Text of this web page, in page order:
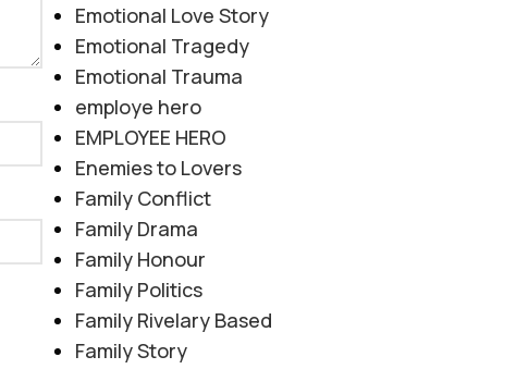
Emotional Love Story
Emotional Tragedy
Emotional Trauma
employe hero
EMPLOYEE HERO
Enemies to Lovers
Family Conflict
Family Drama
Family Honour
Family Politics
Family Rivelary Based
Family Story